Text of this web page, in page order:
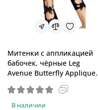
Митенки с аппликацией
бабочек, чёрные Leg
Avenue Butterfly Applique
Arm Warmers Black
В наличии